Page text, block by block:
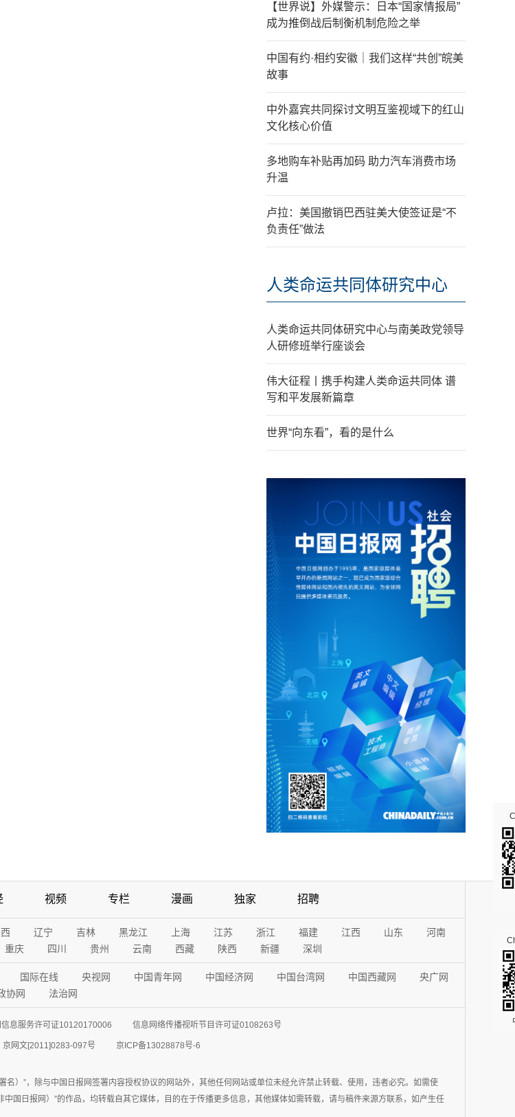
【世界说】外媒警示：日本“国家情报局”
成为推倒战后制衡机制危险之举
中国有约·相约安徽｜我们这样“共创”皖美
故事
中外嘉宾共同探讨文明互鉴视域下的红山
文化核心价值
多地购车补贴再加码 助力汽车消费市场
升温
卢拉：美国撤销巴西驻美大使签证是“不
负责任”做法
人类命运共同体研究中心
人类命运共同体研究中心与南美政党领导
人研修班举行座谈会
伟大征程丨携手构建人类命运共同体 谱
写和平发展新篇章
世界“向东看”，看的是什么
视频 专栏 漫画 独家 招聘
辽宁 吉林 黑龙江 上海 江苏 浙江 福建 江西 山东
河南
重庆 四川 贵州 云南 西藏 陕西 新疆 深圳
国际在线 央视网 中国青年网 中国经济网 中国台湾网 中国西藏网
央广网
协网 法治网
信息服务许可证10120170006 信息网络传播视听节目许可证0108263号
京网文[2011]0283-097号 京ICP备13028878号-6
名）”，除与中国日报网签署内容授权协议的网站外，其他任何网站或单位未经允许禁止转载、使用，违者必究。如需使
国日报网）”的作品，均转载自其它媒体，目的在于传播更多信息，其他媒体如需转载，请与稿件来源方联系，如产生任